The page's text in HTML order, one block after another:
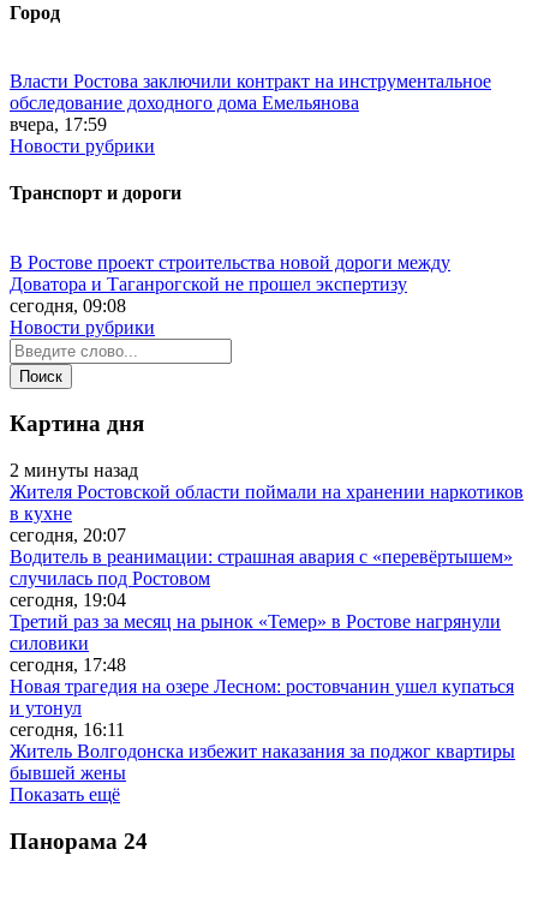
Город
Власти Ростова заключили контракт на инструментальное
обследование доходного дома Емельянова
вчера, 17:59
Новости рубрики
Транспорт и дороги
В Ростове проект строительства новой дороги между
Доватора и Таганрогской не прошел экспертизу
сегодня, 09:08
Новости рубрики
Картина дня
2 минуты назад
Жителя Ростовской области поймали на хранении наркотиков
в кухне
сегодня, 20:07
Водитель в реанимации: страшная авария с «перевёртышем»
случилась под Ростовом
сегодня, 19:04
Третий раз за месяц на рынок «Темер» в Ростове нагрянули
силовики
сегодня, 17:48
Новая трагедия на озере Лесном: ростовчанин ушел купаться
и утонул
сегодня, 16:11
Житель Волгодонска избежит наказания за поджог квартиры
бывшей жены
Показать ещё
Панорама 24